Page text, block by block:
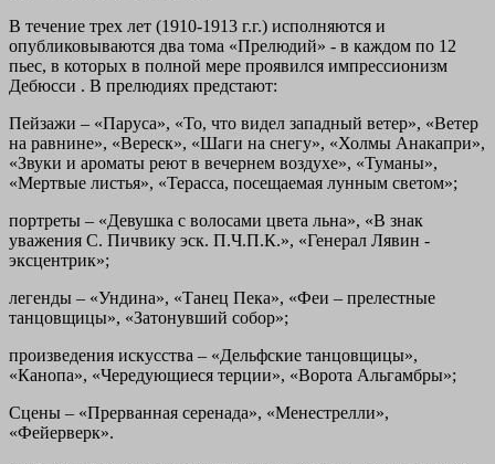
В течение трех лет (1910-1913 г.г.) исполняются и
опубликовываются два тома «Прелюдий» - в каждом по 12
пьес, в которых в полной мере проявился импрессионизм
Дебюсси . В прелюдиях предстают:
Пейзажи – «Паруса», «То, что видел западный ветер», «Ветер
на равнине», «Вереск», «Шаги на снегу», «Холмы Анакапри»,
«Звуки и ароматы реют в вечернем воздухе», «Туманы»,
«Мертвые листья», «Терасса, посещаемая лунным светом»;
портреты – «Девушка с волосами цвета льна», «В знак
уважения С. Пичвику эск. П.Ч.П.К.», «Генерал Лявин -
эксцентрик»;
легенды – «Ундина», «Танец Пека», «Феи – прелестные
танцовщицы», «Затонувший собор»;
произведения искусства – «Дельфские танцовщицы»,
«Канопа», «Чередующиеся терции», «Ворота Альгамбры»;
Сцены – «Прерванная серенада», «Менестрелли»,
«Фейерверк».